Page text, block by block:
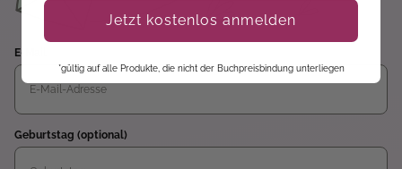
E-Mail
Geburtstag (optional)
Jetzt kostenlos anmelden
*gültig auf alle Produkte, die nicht der Buchpreisbindung unterliegen